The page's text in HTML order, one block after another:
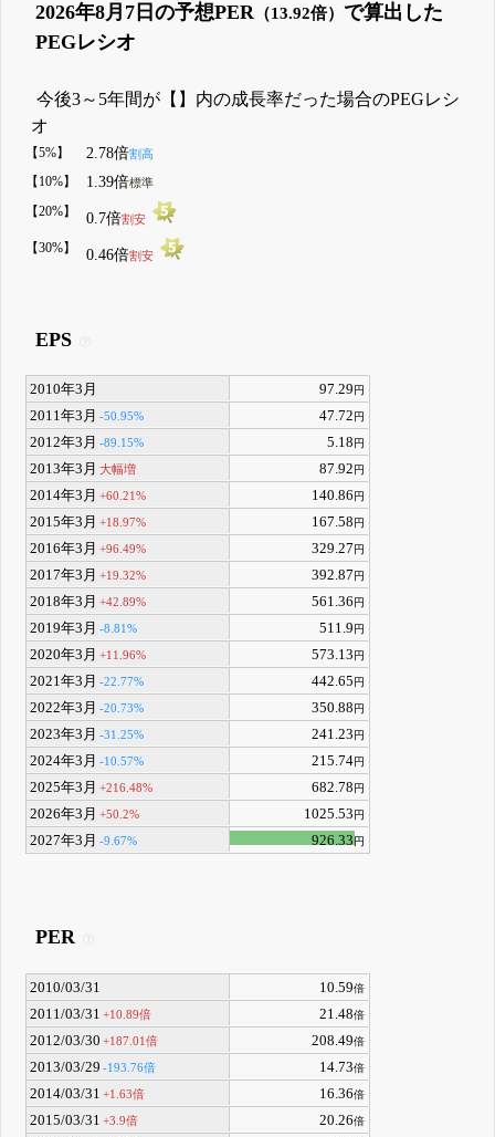
2026年8月7日の予想PER（13.92倍） で算出した
PEGレシオ
今後3～5年間が【】内の成長率だった場合のPEGレシ
オ
【5%】 2.78倍割高
【10%】 1.39倍標準
【20%】 0.7倍割安
【30%】 0.46倍割安
EPS
2010年3月 97.29円
2011年3月 -50.95% 47.72円
2012年3月 -89.15% 5.18円
2013年3月 大幅増 87.92円
2014年3月 +60.21% 140.86円
2015年3月 +18.97% 167.58円
2016年3月 +96.49% 329.27円
2017年3月 +19.32% 392.87円
2018年3月 +42.89% 561.36円
2019年3月 -8.81% 511.9円
2020年3月 +11.96% 573.13円
2021年3月 -22.77% 442.65円
2022年3月 -20.73% 350.88円
2023年3月 -31.25% 241.23円
2024年3月 -10.57% 215.74円
2025年3月 +216.48% 682.78円
2026年3月 +50.2% 1025.53円
2027年3月 -9.67% 926.33円
PER
2010/03/31 10.59倍
2011/03/31 +10.89倍 21.48倍
2012/03/30 +187.01倍 208.49倍
2013/03/29 -193.76倍 14.73倍
2014/03/31 +1.63倍 16.36倍
2015/03/31 +3.9倍 20.26倍